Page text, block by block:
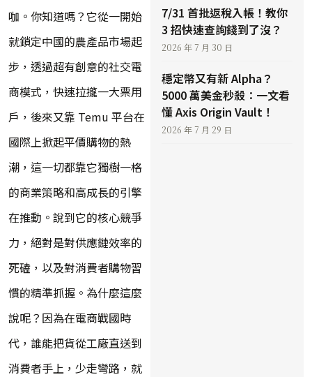
咖。你知道嗎？它從一開始
就鎖定中國的農產品市場起
步，透過超有創意的社交電
商模式，快速拉攏一大票用
戶，後來又靠 Temu 平台在
國際上掀起平價購物的熱
潮，這一切都靠它獨樹一格
的商業策略和高成長的引擎
在推動。說到它的核心競爭
力，絕對是對供應鏈效率的
死磕，以及對消費者購物習
慣的精準抓握。為什麼這麼
說呢？因為在電商戰國時
代，誰能把貨從工廠直送到
消費者手上，少走彎路，就
7/31 首批返稅入帳！教你
3 招快速查詢錢到了沒？
2026 年 7 月 30 日
穩定幣又有新 Alpha？
5000 萬美金秒殺：一文看
懂 Axis Origin Vault！
2026 年 7 月 29 日